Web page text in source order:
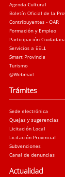
Agenda Cultural
Boletín Oficial de la
Contribuyentes - OAR
Formación y Empleo
Participación Ciudadana
Servicios a EELL
Smart Provincia
Turismo
@Webmail
Trámites
Sede electrónica
Quejas y sugerencias
Licitación Local
Licitación Provincial
Subvenciones
Canal de denuncias
Actualidad